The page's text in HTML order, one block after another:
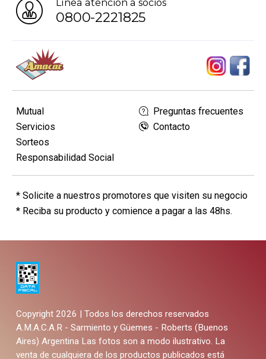
0800-2221825
Mutual
Servicios
Sorteos
Responsabilidad Social
Preguntas frecuentes
Contacto
* Solicite a nuestros promotores que visiten su negocio
* Reciba su producto y comience a pagar a las 48hs.
Copyright 2026 | Todos los derechos reservados
A.M.A.C.A.R - Sarmiento y Güemes - Roberts (Buenos
Aires) Argentina Las fotos son a modo ilustrativo. La
venta de cualquiera de los productos publicados está